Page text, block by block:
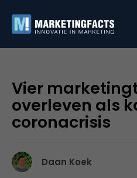
Vier
overleven als
coronacrisis
Daan Koek